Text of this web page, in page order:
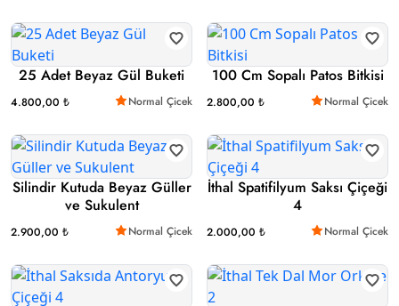
25 Adet Beyaz Gül Buketi
4.800,00 ₺ Normal Çicek
100 Cm Sopalı Patos Bitkisi
2.800,00 ₺ Normal Çicek
Silindir Kutuda Beyaz Güller
ve Sukulent
2.900,00 ₺ Normal Çicek
İthal Spatifilyum Saksı Çiçeği
4
2.000,00 ₺ Normal Çicek